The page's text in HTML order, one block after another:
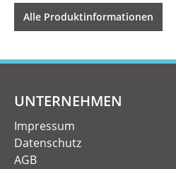
Alle Produktinformationen
UNTERNEHMEN
Impressum
Datenschutz
AGB